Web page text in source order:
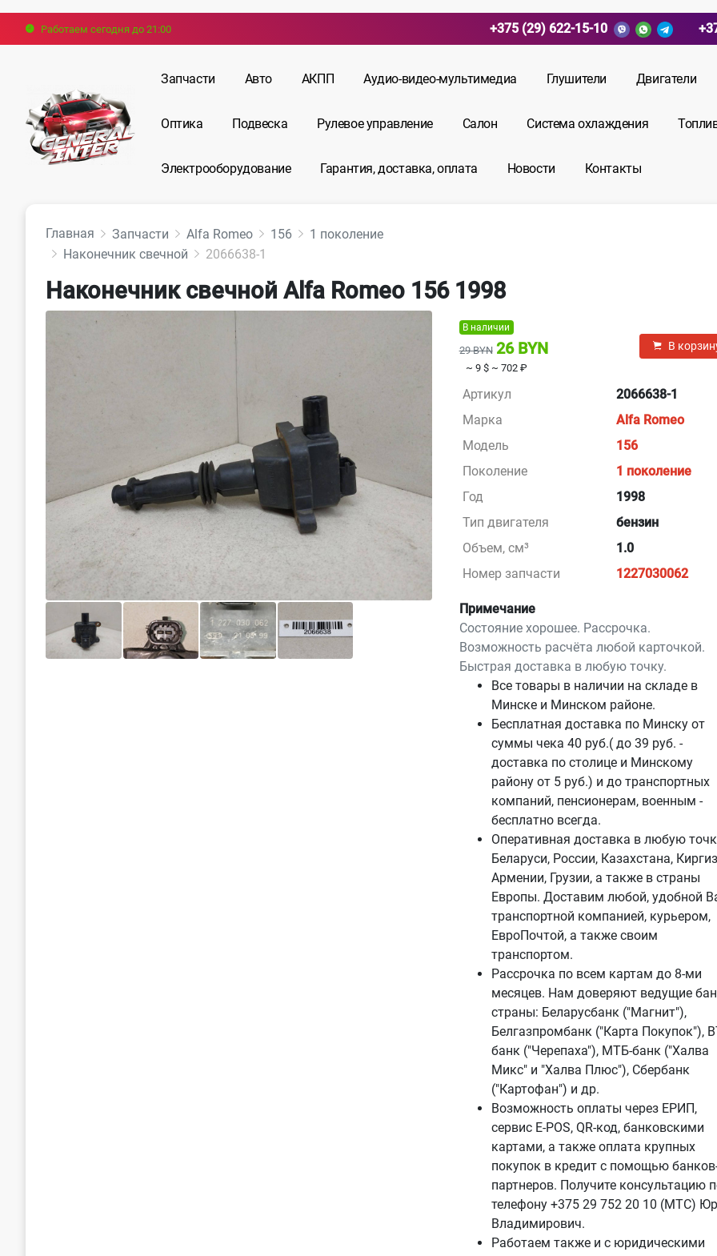
Работаем сегодня до 21:00 +375 (29) 622-15-10
Запчасти Авто АКПП Аудио-видео-мультимедиа Глушители Двигатели
Оптика Подвеска Рулевое управление Салон Система охлаждения
Электрооборудование Гарантия, доставка, оплата Новости Контакты
Главная Запчасти Alfa Romeo 156
1 поколение
Наконечник свечной
2066638-1
Наконечник свечной Alfa Romeo 156 1998
В наличии
29 BYN 26 BYN
~ 9 $ ~ 702 ₽
В
Артикул
2066638-1
Марка
Alfa Romeo
Модель
156
Поколение
1 поколение
Год
1998
Тип двигателя
бензин
Объем, см³
1.0
Номер запчасти
1227030062
Примечание
Состояние хорошее. Рассрочка.
Возможность расчёта любой карточкой.
Быстрая доставка в любую точку.
Все товары в наличии на складе в
Минскe и Минском районе.
Бесплатная доставка по Минску от
суммы чека 40 руб.( до 39 руб. -
доставка по столице и Минскому
району от 5 руб.) и до транспортных
компаний, пенсионерам, военным -
бесплатно всегда.
Оперативная доставка в любую
Беларуси, России, Казахстана,
Армении, Грузии, а также в страны
Европы. Доставим любой, удобной
транспортной компанией, курьером,
ЕвроПочтой, а также своим
транспортом.
Рассрочка по всем картам до 8-ми
месяцев. Нам доверяют ведущие
страны: Беларусбанк ("Магнит"),
Белгазпромбанк ("Карта Покупок"),
банк ("Черепаха"), МТБ-банк ("Халва
Микс" и "Халва Плюс"), Сбербанк
("Картофан") и др.
Возможность оплаты через ЕРИП,
сервис E-POS, QR-код, банковскими
картами, а также оплата крупных
покупок в кредит с помощью
партнеров. Получите консультацию
телефону +375 29 752 20 10 (МТС)
Владимирович.
Работаем также и с юридическими